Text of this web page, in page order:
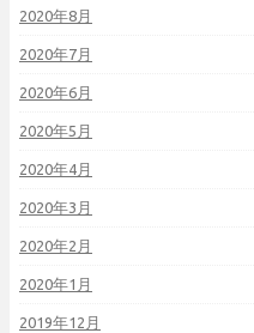
2020年8月
2020年7月
2020年6月
2020年5月
2020年4月
2020年3月
2020年2月
2020年1月
2019年12月